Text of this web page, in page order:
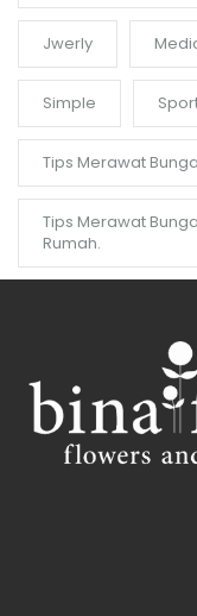
Jwerly
Simple
Tips Merawat
Tips Merawat
Rumah.